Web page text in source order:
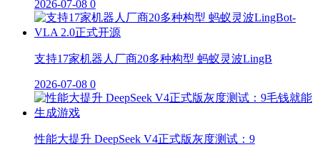
2026-07-08 0
支持17家机器人厂商20多种构型 蚂蚁灵波LingB
2026-07-08 0
性能大提升 DeepSeek V4正式版灰度测试：9